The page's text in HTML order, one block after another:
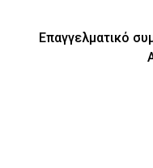
Επαγγελματικό